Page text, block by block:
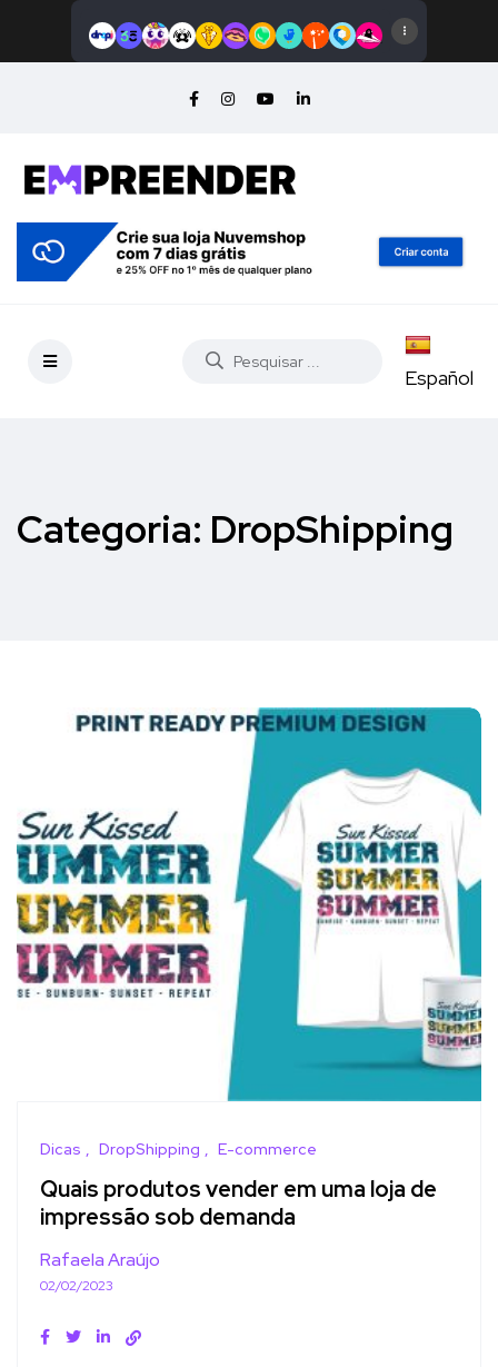
Español
Categoria: DropShipping
Dicas DropShipping E-commerce
Quais produtos vender em uma loja de
impressão sob demanda
Rafaela Araújo
02/02/2023